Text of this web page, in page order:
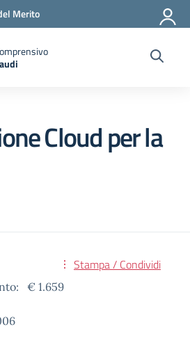
Merito
pagina iniziale della scuola
Cloud per la
Stampa / Condividi
€ 1.659